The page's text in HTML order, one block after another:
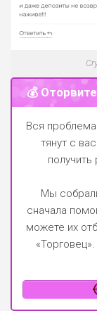
💰
Вся
тянут с
Мы
сначала
можете их
«Торговец»